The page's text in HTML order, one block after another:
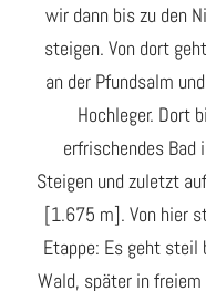
wir dann bis zu den
steigen. Von dort
an der Pfundsalm
Hochleger. Dort
erfrischendes Bad
Steigen und zuletzt
[1.675 m]. Von hier
Etappe: Es geht steil
Wald, später in